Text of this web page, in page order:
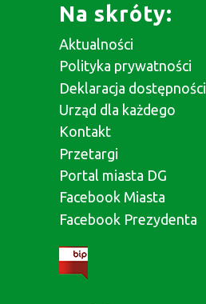
Na skróty:
Aktualności
Polityka prywatności
Deklaracja dostępności
Urząd dla każdego
Kontakt
Przetargi
Portal miasta DG
Facebook Miasta
Facebook Prezydenta